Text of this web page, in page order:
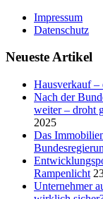
Impressum
Datenschutz
Neueste Artikel
Hausverkauf –
Nach der
weiter – droht
2025
Das
Rampenlicht
Unternehmer